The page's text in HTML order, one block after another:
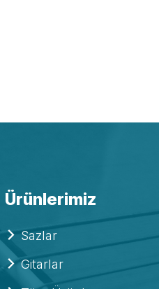
Ürünlerimiz
Sazlar
Gitarlar